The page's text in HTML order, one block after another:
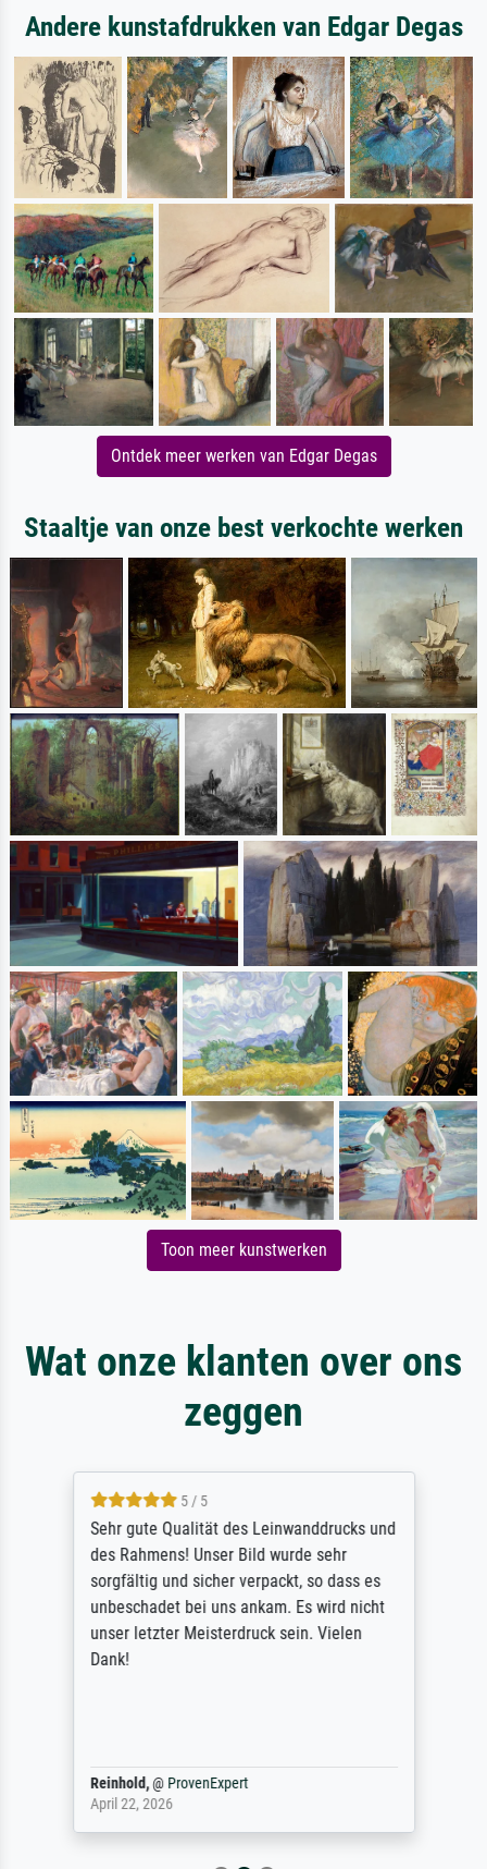
Andere kunstafdrukken van Edgar Degas
Ontdek meer werken van Edgar Degas
Staaltje van onze best verkochte werken
Toon meer kunstwerken
Wat onze klanten over ons
zeggen
5 / 5
Sehr gute Qualität des Leinwanddrucks und
des Rahmens! Unser Bild wurde sehr
sorgfältig und sicher verpackt, so dass es
unbeschadet bei uns ankam. Es wird nicht
unser letzter Meisterdruck sein. Vielen
Dank!
Reinhold,@ ProvenExpert
April 22, 2026